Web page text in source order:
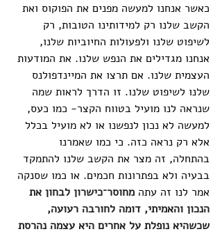
כאשר אנחנו למעשה מפנים את הפוקוס ואת
הקשב שלנו רק למידותינו הטובות, רק
לשיפוט שלנו ולפעולות החיוביות שלנו,
אנחנו מגדילים את הנפש שלנו. את המודעות
העצמית שלנו. אם תרצו את המיינדפולנס
שלנו לשיפוט שלנו. זו הדרך לראות שמה
שנראה לנו מועיל בטווח הקצר- כמו כעס,
למעשה לא נכון לנפשנו או לא מועיל בכלל
אלא רק נראה כזה. כי כמו שאמרנו
בהתחלה, זה מצר את הקשב שלנו להתמקד
בבעיה ולא בפתרונות חכמים. או כמו שסנקה
אמר לנו זה עתה מחוסר־כישרון לבחון את
הנכון והאמיתי, דומה לחורבה רעועה,
שכשהיא נופלת על אחרים היא עצמה נהרסת